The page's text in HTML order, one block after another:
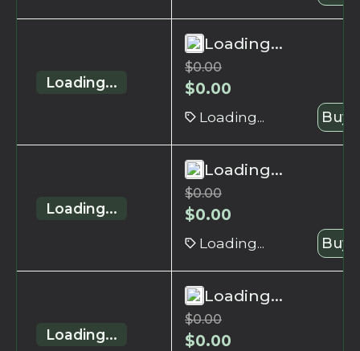
Loading...
Loading...
$0.00
$0.00
Loading... Buy
Loading...
Loading...
$0.00
$0.00
Loading... Buy
Loading...
Loading...
$0.00
$0.00